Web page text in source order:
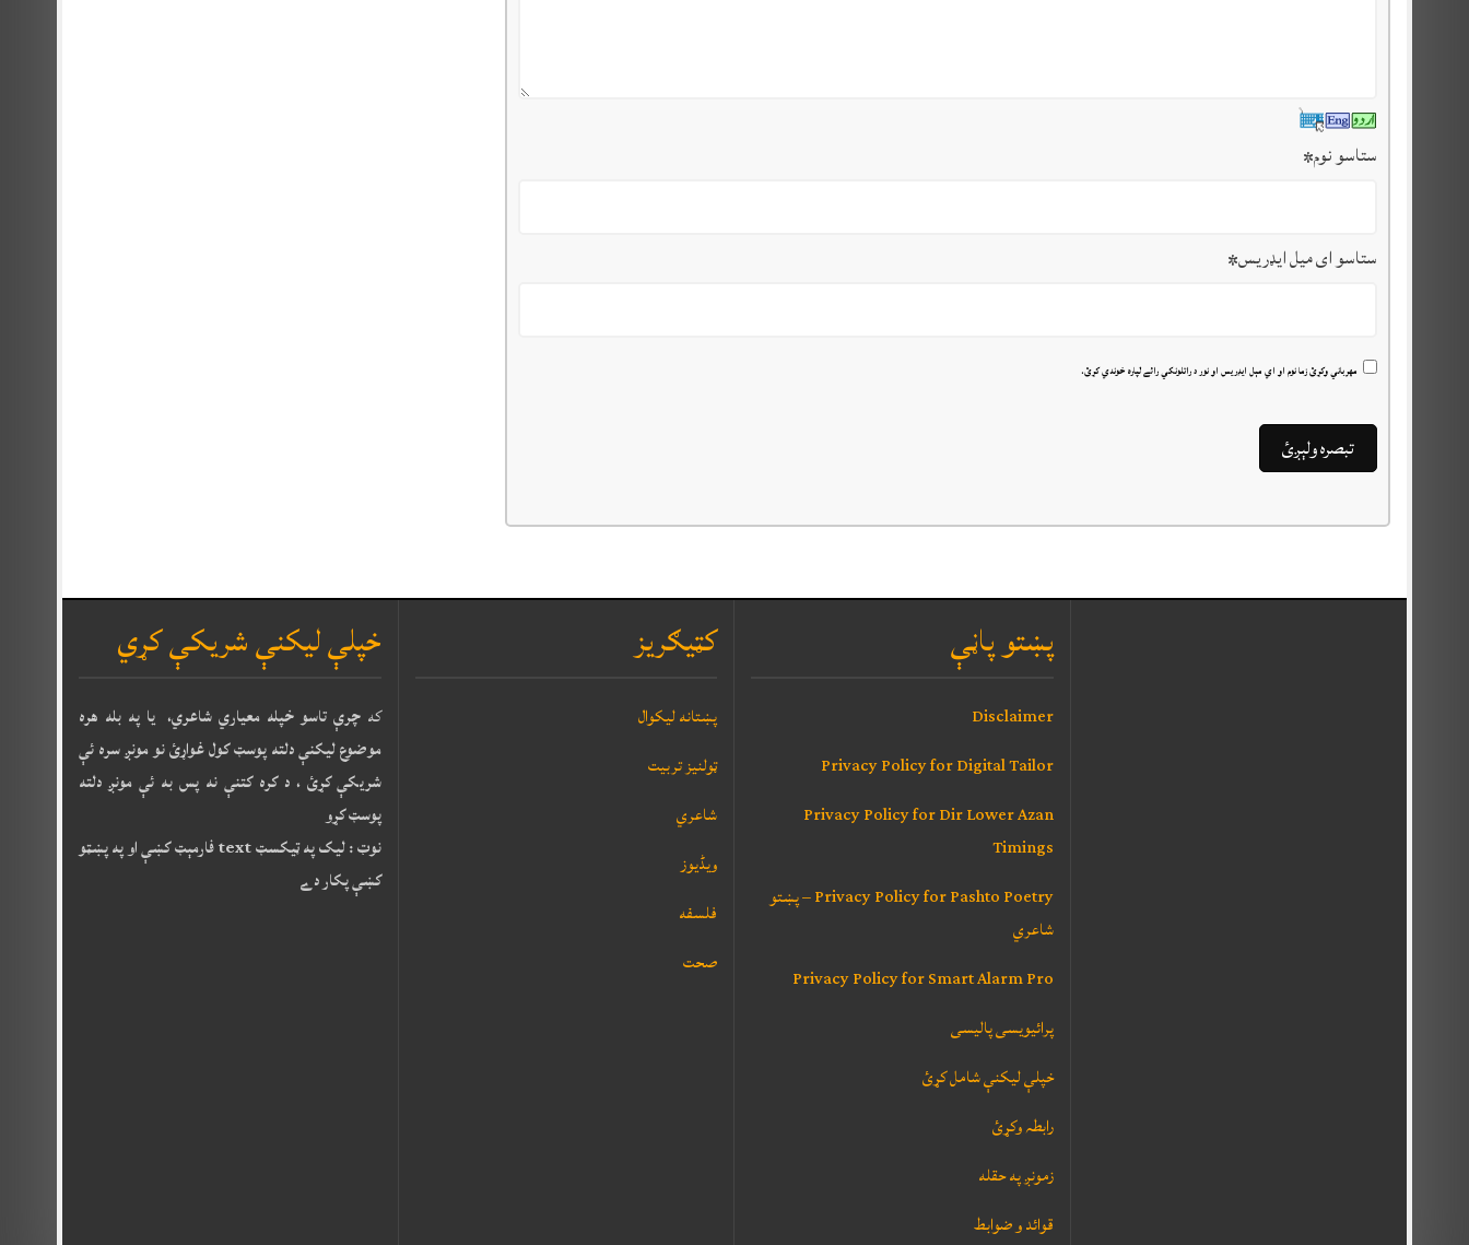
ستاسو نوم*
ستاسو ای میل ایډریس*
مهرباني وکړئ زما نوم او اي مېل ايډريس او نور د راتلونکي رائے لپاره خوندي کړئ.
خپلې ليکنې شريکې کړي
که چرې تاسو خپله معياري شاعري، يا په بله هره
موضوع ليکنې دلته پوسټ کول غواړئ نو مونږ سره ئې
شريکې کړئ ، د کره کتنې نه پس به ئې مونږ دلته
پوسټ کړو
نوټ : ليک په ټيکسټ text فارمېټ کښې او په پښټو
کښې پکار دے
کټيګريز
پښتانه ليکوال
ټولنيز تربيت
شاعري
ویڈیوز
فلسفه
صحت
پښتو پاڼې
Disclaimer
Privacy Policy for Digital Tailor
Privacy Policy for Dir Lower Azan
Timings
Privacy Policy for Pashto Poetry – پښتو
شاعري
Privacy Policy for Smart Alarm Pro
پرائیویسی پالیسی
خپلې ليکنې شامل کړئ
رابطہ وکړئ
زمونږ په حقله
قوائد و ضوابط